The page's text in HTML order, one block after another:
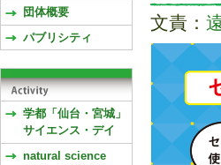
文責：
団体概要
パブリシティ
学都「仙台・宮城」
サイエンス・デイ
natural science